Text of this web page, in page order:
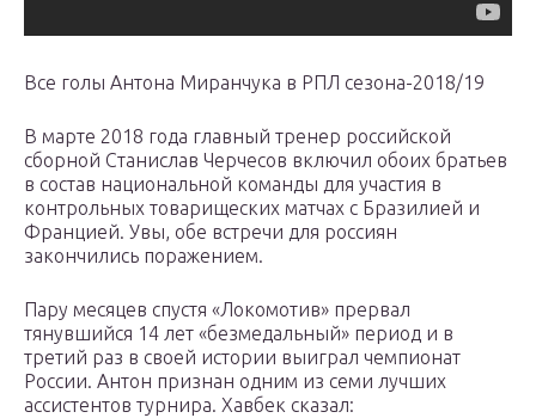
Все голы Антона Миранчука в РПЛ сезона-2018/19
В марте 2018 года главный тренер российской
сборной Станислав Черчесов включил обоих братьев
в состав национальной команды для участия в
контрольных товарищеских матчах с Бразилией и
Францией. Увы, обе встречи для россиян
закончились поражением.
Пару месяцев спустя «Локомотив» прервал
тянувшийся 14 лет «безмедальный» период и в
третий раз в своей истории выиграл чемпионат
России. Антон признан одним из семи лучших
ассистентов турнира. Хавбек сказал: